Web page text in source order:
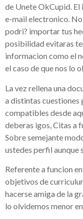
de Unete OkCupid. El
e-mail electronico. No
podri? importar tus
posibilidad evitaras
informacion como el
el caso de que nos lo
La vez rellena una
a distintas cuestiones
compatibles desde
deberas igos, Citas a
Sobre semejante
ustedes perfil aunque
Referente a funcion
objetivos de
hacerse amiga de la
lo olvidemos menor